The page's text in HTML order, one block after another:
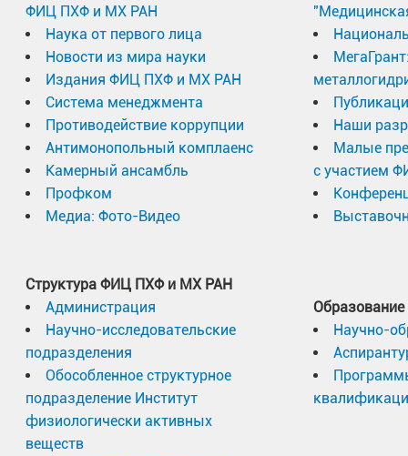
ФИЦ ПХФ и МХ РАН
Наука от первого лица
Новости из мира науки
Издания ФИЦ ПХФ и МХ РАН
Система менеджмента
Противодействие коррупции
Антимонопольный комплаенс
Камерный ансамбль
Профком
Медиа: Фото-Видео
Структура ФИЦ ПХФ и МХ РАН
Администрация
Научно-исследовательские
подразделения
Обособленное структурное
подразделение Институт
физиологически активных
веществ
Наши
Малые
с участием
Образование
Научно-